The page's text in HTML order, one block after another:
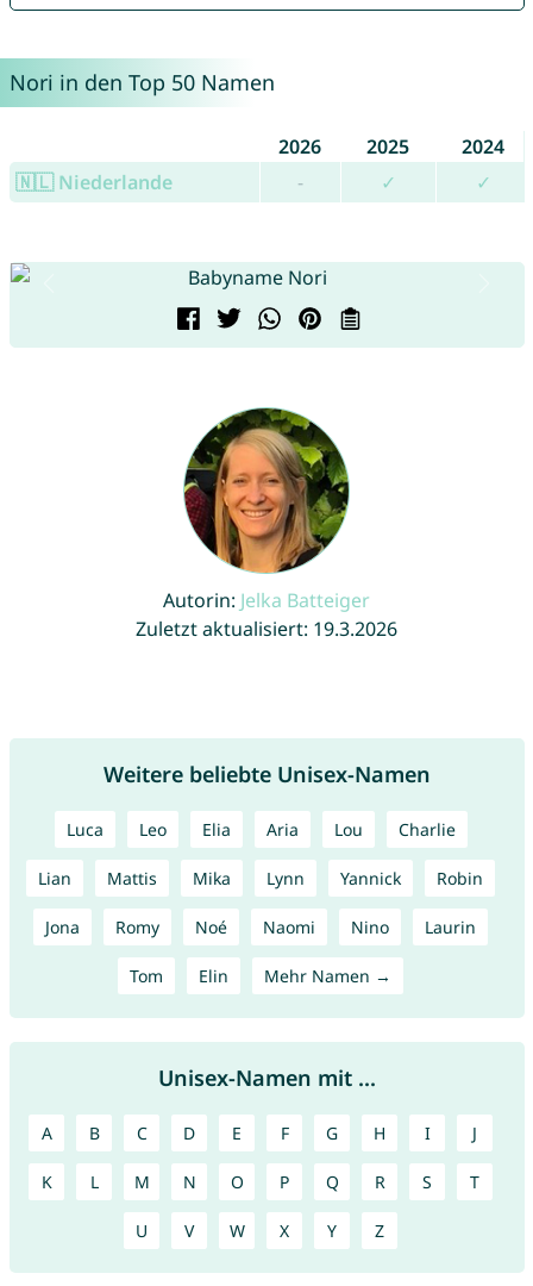
Nori in den Top 50 Namen
2026 2025
2024
🇳🇱 Niederlande
- ✓ ✓
Autorin: Jelka Batteiger
Zuletzt aktualisiert: 19.3.2026
Weitere beliebte Unisex-Namen
Luca Leo Elia Aria Lou Charlie
Lian Mattis Mika Lynn Yannick Robin
Jona Romy Noé Naomi Nino Laurin
Tom Elin Mehr Namen →
Unisex-Namen mit ...
A B C D E F G H I J
K L M N O P Q R S T
U V W X Y Z